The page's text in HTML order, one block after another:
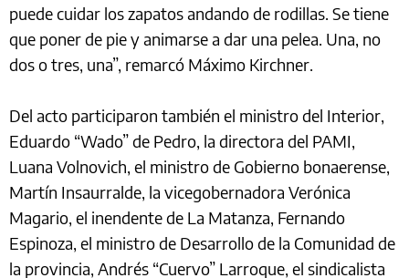
puede cuidar los zapatos andando de rodillas. Se tiene
que poner de pie y animarse a dar una pelea. Una, no
dos o tres, una”, remarcó Máximo Kirchner.
Del acto participaron también el ministro del Interior,
Eduardo “Wado” de Pedro, la directora del PAMI,
Luana Volnovich, el ministro de Gobierno bonaerense,
Martín Insaurralde, la vicegobernadora Verónica
Magario, el inendente de La Matanza, Fernando
Espinoza, el ministro de Desarrollo de la Comunidad de
la provincia, Andrés “Cuervo” Larroque, el sindicalista